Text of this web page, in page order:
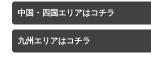
中国・四国エリアはコチラ
九州エリアはコチラ